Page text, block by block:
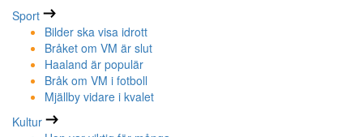
Sport
Bilder ska visa idrott
Bråket om VM är slut
Haaland är populär
Bråk om VM i fotboll
Mjällby vidare i kvalet
Kultur